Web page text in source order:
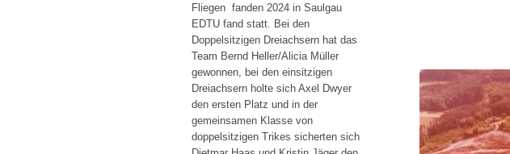
Fliegen fanden 2024 in Saulgau
EDTU fand statt. Bei den
Doppelsitzigen Dreiachsern hat das
Team Bernd Heller/Alicia Müller
gewonnen, bei den einsitzigen
Dreiachsern holte sich Axel Dwyer
den ersten Platz und in der
gemeinsamen Klasse von
doppelsitzigen Trikes sicherten sich